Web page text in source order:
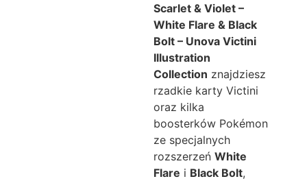
Scarlet & Violet –
White Flare & Black
Bolt – Unova Victini
Illustration
Collection znajdziesz
rzadkie karty Victini
oraz kilka
boosterków Pokémon
ze specjalnych
rozszerzeń White
Flare i Black Bolt,